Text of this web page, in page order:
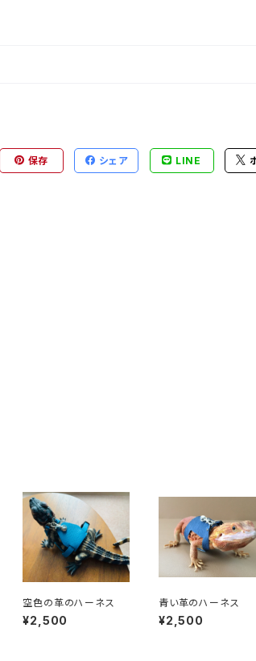
保存 シェア LINE
空色の革のハーネス
¥2,500
青い革のハーネス
¥2,500